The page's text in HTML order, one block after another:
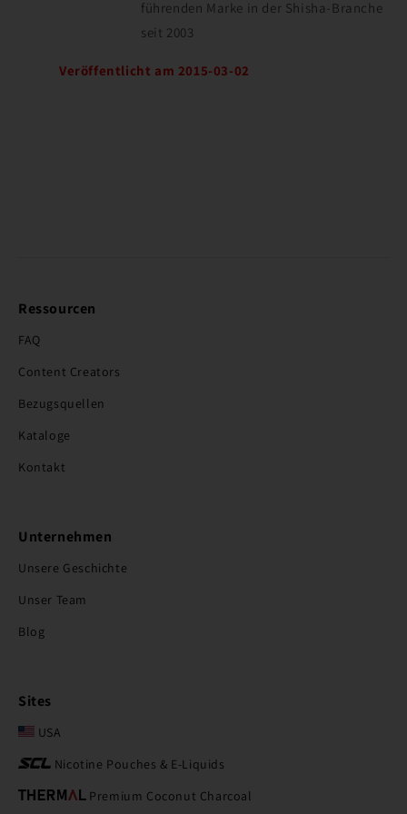
führenden Marke in der Shisha-Branche
seit 2003
Veröffentlicht am 2015-03-02
Ressourcen
FAQ
Content Creators
Bezugsquellen
Kataloge
Kontakt
Unternehmen
Unsere Geschichte
Unser Team
Blog
Sites
USA
Nicotine Pouches & E-Liquids
Premium Coconut Charcoal